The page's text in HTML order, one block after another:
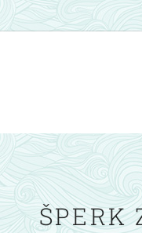
ŠPERK